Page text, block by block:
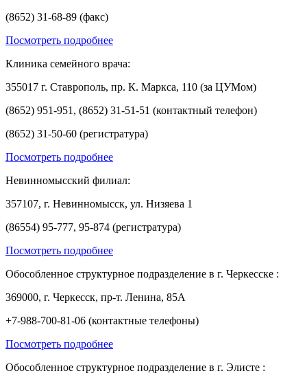
(8652) 31-68-89 (факс)
Посмотреть подробнее
Клиника семейного врача:
355017 г. Ставрополь, пр. К. Маркса, 110 (за ЦУМом)
(8652) 951-951, (8652) 31-51-51 (контактный телефон)
(8652) 31-50-60 (регистратура)
Посмотреть подробнее
Невинномысский филиал:
357107, г. Невинномысск, ул. Низяева 1
(86554) 95-777, 95-874 (регистратура)
Посмотреть подробнее
Обособленное структурное подразделение в г. Черкесске :
369000, г. Черкесск, пр-т. Ленина, 85А
+7-988-700-81-06 (контактные телефоны)
Посмотреть подробнее
Обособленное структурное подразделение в г. Элисте :